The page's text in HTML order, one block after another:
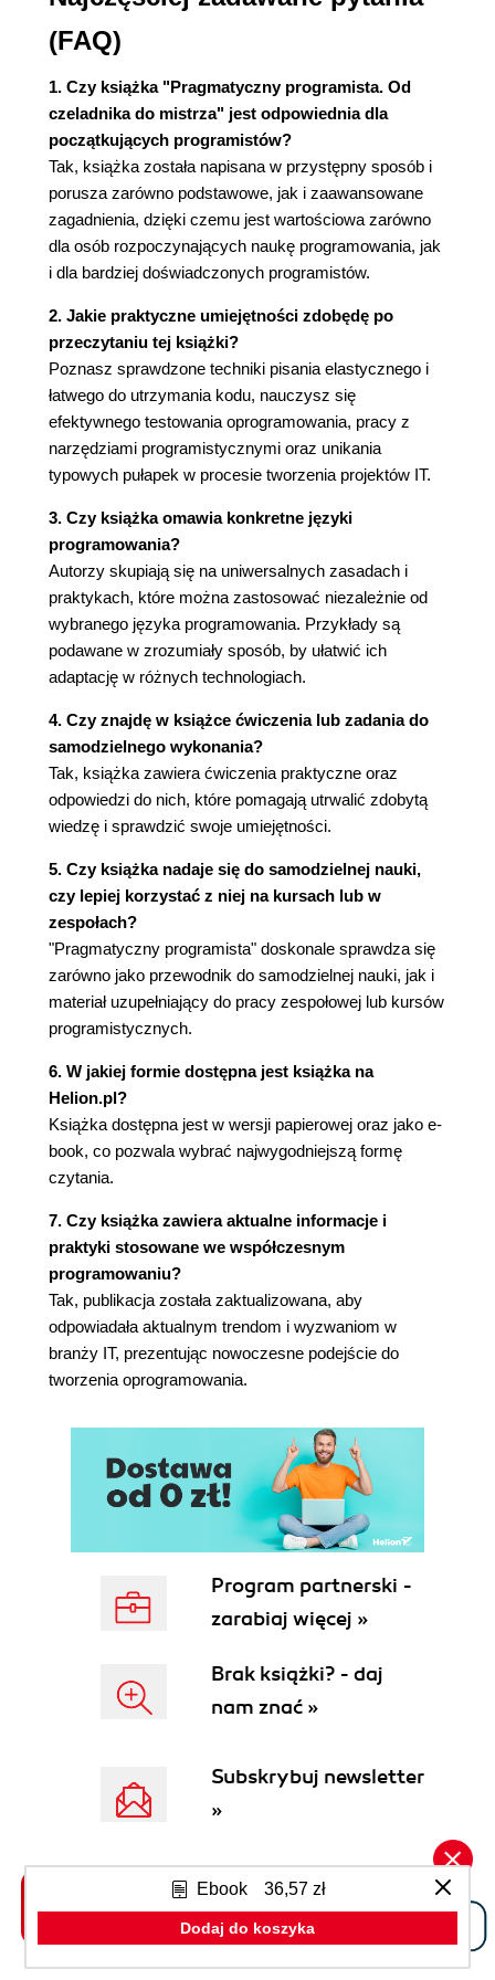
Izolacja i prawo Demeter (156)
Metaprogramowanie (162)
Związki czasowe (167)
To tylko widok (174)
Tablice (181)
6. Kiedy kodujemy... (187)
Programowanie przez koincydencję (188)
Szybkość algorytmu (193)
Refaktoryzacja (200)
Kod łatwy do testowania (205)
Złe kreatory (213)
7. Przed projektem (217)
Kopalnia wymagań (218)
Rozwiązywanie niemożliwych do rozwiązania
łamigłówek (227)
Nie, dopóki nie jesteś gotowy (230)
Pułapka specyfikacji (232)
Okręgi i strzałki (235)
8. Pragmatyczne projekty (239)
Pragmatyczne zespoły (240)
Wszechobecna automatyzacja (246)
Bezlitosne testy (252)
Pisanie przede wszystkim (262)
Wielkie oczekiwania (269)
Duma i uprzedzenie (272)
A. Zasoby (275)
Profesjonalne społeczności (276)
Budowa biblioteki (276)
Zasoby internetowe (279)
Bibliografia (288)
B. Odpowiedzi do ćwiczeń (293)
Skorowidz (317)
(FAQ)
1. Czy książka "Pragmatyczny programista. Od
czeladnika do mistrza" jest odpowiednia dla
początkujących programistów?
Tak, książka została napisana w przystępny sposób i
porusza zarówno podstawowe, jak i zaawansowane
zagadnienia, dzięki czemu jest wartościowa zarówno
dla osób rozpoczynających naukę programowania, jak
i dla bardziej doświadczonych programistów.
2. Jakie praktyczne umiejętności zdobędę po
przeczytaniu tej książki?
Poznasz sprawdzone techniki pisania elastycznego i
łatwego do utrzymania kodu, nauczysz się
efektywnego testowania oprogramowania, pracy z
narzędziami programistycznymi oraz unikania
typowych pułapek w procesie tworzenia projektów IT.
3. Czy książka omawia konkretne języki
programowania?
Autorzy skupiają się na uniwersalnych zasadach i
praktykach, które można zastosować niezależnie od
wybranego języka programowania. Przykłady są
podawane w zrozumiały sposób, by ułatwić ich
adaptację w różnych technologiach.
4. Czy znajdę w książce ćwiczenia lub zadania do
samodzielnego wykonania?
Tak, książka zawiera ćwiczenia praktyczne oraz
odpowiedzi do nich, które pomagają utrwalić zdobytą
wiedzę i sprawdzić swoje umiejętności.
5. Czy książka nadaje się do samodzielnej nauki,
czy lepiej korzystać z niej na kursach lub w
zespołach?
"Pragmatyczny programista" doskonale sprawdza się
zarówno jako przewodnik do samodzielnej nauki, jak i
materiał uzupełniający do pracy zespołowej lub kursów
programistycznych.
6. W jakiej formie dostępna jest książka na
Helion.pl?
Książka dostępna jest w wersji papierowej oraz jako e-
book, co pozwala wybrać najwygodniejszą formę
czytania.
7. Czy książka zawiera aktualne informacje i
praktyki stosowane we współczesnym
programowaniu?
Tak, publikacja została zaktualizowana, aby
odpowiadała aktualnym trendom i wyzwaniom w
branży IT, prezentując nowoczesne podejście do
tworzenia oprogramowania.
Ebook 36,57 zł
Dodaj do koszyka
Program partnerski -
zarabiaj więcej »
Brak książki? - daj
nam znać »
Subskrybuj newsletter
»
Twoje Konto